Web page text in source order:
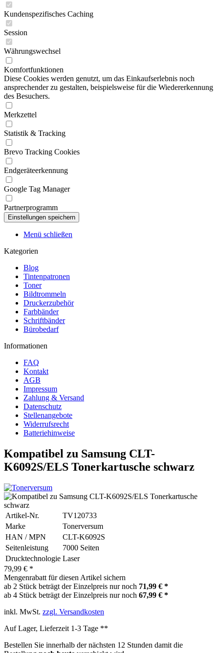
Kundenspezifisches Caching
Session
Währungswechsel
Komfortfunktionen
Diese Cookies werden genutzt, um das Einkaufserlebnis noch
ansprechender zu gestalten, beispielsweise für die Wiedererkennung
des Besuchers.
Merkzettel
Statistik & Tracking
Brevo Tracking Cookies
Endgeräteerkennung
Google Tag Manager
Partnerprogramm
Menü schließen
Kategorien
Blog
Tintenpatronen
Toner
Bildtrommeln
Druckerzubehör
Farbbänder
Schriftbänder
Bürobedarf
Informationen
FAQ
Kontakt
AGB
Impressum
Zahlung & Versand
Datenschutz
Stellenangebote
Widerrufsrecht
Batteriehinweise
Kompatibel zu Samsung CLT-
K6092S/ELS Tonerkartusche schwarz
Artikel-Nr.
TV120733
Marke
Tonerversum
HAN / MPN
CLT-K6092S
Seitenleistung
7000 Seiten
Drucktechnologie Laser
79,99 € *
Mengenrabatt für diesen Artikel sichern
ab 2 Stück beträgt der Einzelpreis nur noch 71,99 € *
ab 4 Stück beträgt der Einzelpreis nur noch 67,99 € *
inkl. MwSt. zzgl. Versandkosten
Auf Lager, Lieferzeit 1-3 Tage **
Bestellen Sie innerhalb der nächsten 12 Stunden damit die